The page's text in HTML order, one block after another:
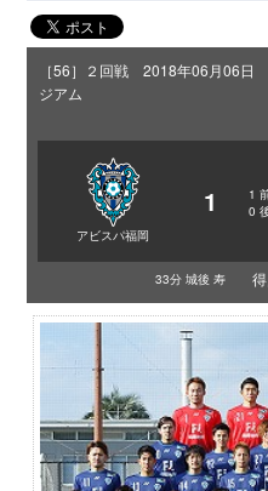
［56］２回戦 2018年06月06
ジアム
アビスパ福岡
1 1
0
33分 城後 寿